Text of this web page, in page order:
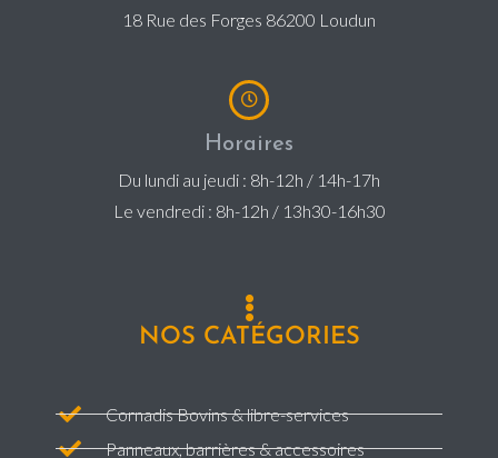
18 Rue des Forges 86200 Loudun
Horaires
Du lundi au jeudi : 8h-12h / 14h-17h
Le vendredi : 8h-12h / 13h30-16h30
NOS CATÉGORIES
Cornadis Bovins & libre-services
Panneaux, barrières & accessoires